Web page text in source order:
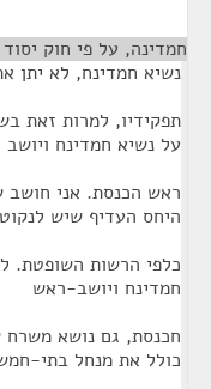
חמדינה, על פי חוק יסוד
נשיא חמדינח, לא יתן
תפקידיו, למרות זאת
על נשיא חמדינח ויושב
ראש הכנסת. אני חושב
היחס העדיף שיש לנקוט
כלפי הרשות השופטת.
חמדינח ויושב-ראש
חכנסת, גם נושא משרח
כולל את מנחל בתי-